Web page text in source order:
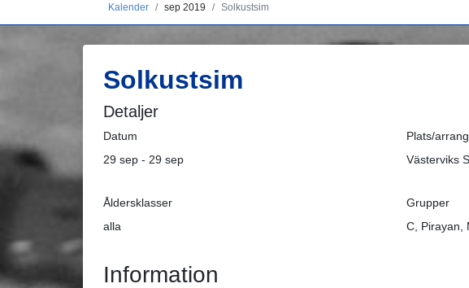
Kalender sep 2019 Solkustsim
Solkustsim
Detaljer
Datum
29 sep - 29 sep
Plats/
Västerviks
Åldersklasser
alla
Grupper
C, Pirayan,
Information